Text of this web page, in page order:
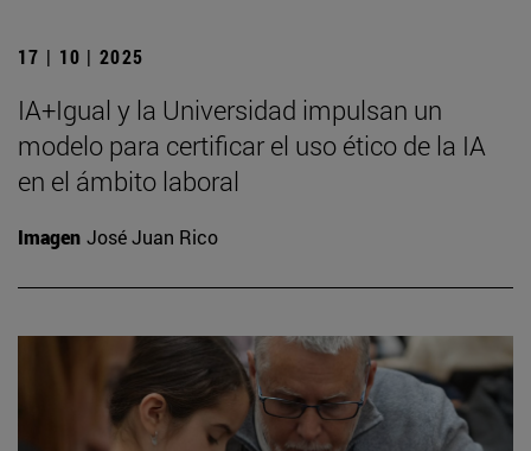
17 | 10 | 2025
IA+Igual y la Universidad impulsan un
modelo para certificar el uso ético de la IA
en el ámbito laboral
Imagen José Juan Rico